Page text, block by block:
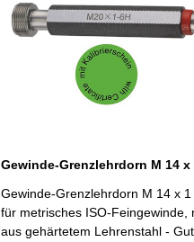
Gewinde-Grenzlehrdorn M 14 x 1
für metrisches ISO-Feingewinde,
aus gehärtetem Lehrenstahl -